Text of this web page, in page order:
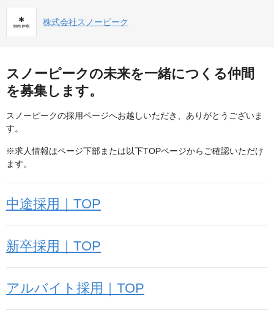
株式会社スノーピーク
スノーピークの未来を一緒につくる仲間
を募集します。
スノーピークの採用ページへお越しいただき、ありがとうございま
す。
※求人情報はページ下部または以下TOPページからご確認いただけ
ます。
中途採用｜TOP
新卒採用｜TOP
アルバイト採用｜TOP